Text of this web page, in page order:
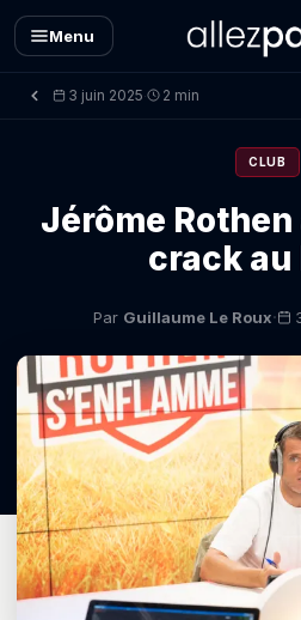
Menu
3 juin 2025· 2 min
CLUB
Jérôme
crack au
Par Guillaume Le Roux·